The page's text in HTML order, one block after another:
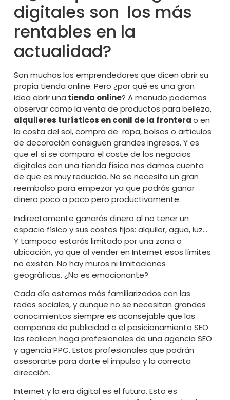
digitales son los más
rentables en la
actualidad?
Son muchos los emprendedores que dicen abrir su
propia tienda online. Pero ¿por qué es una gran
idea abrir una tienda online? A menudo podemos
observar como la venta de productos para belleza,
alquileres turísticos en conil de la fronterao en
la costa del sol, compra de ropa, bolsos o artículos
de decoración consiguen grandes ingresos. Y es
que el si se compara el coste de los negocios
digitalescon una tienda física nos damos cuenta
de que es muy reducido. No se necesita un gran
reembolso para empezar ya que podrás ganar
dinero poco a poco pero productivamente.
Indirectamente ganarás dinero al no tener un
espacio físico y sus costes fijos: alquiler, agua, luz…
Y tampoco estarás limitado por una zona o
ubicación, ya que al vender en Internet esos límites
no existen. No hay muros ni limitaciones
geográficas. ¿No es emocionante?
Cada día estamos más familiarizados con las
redes sociales, y aunque no se necesitan grandes
conocimientos siempre es aconsejable que las
campañas de publicidad o el posicionamiento SEO
las realicen haga profesionales de una agencia SEO
yagencia PPC. Estos profesionales que podrán
asesorarte para darte el impulso y la correcta
dirección.
Internet y la era digital es el futuro. Esto es